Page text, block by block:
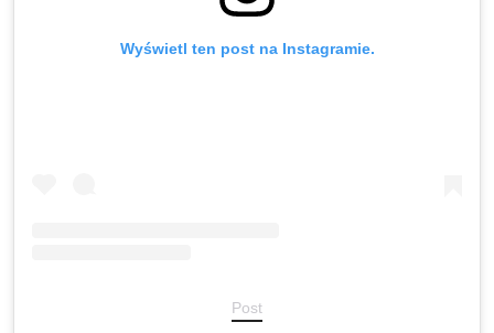
Wyświetl ten post na Instagramie.
Post